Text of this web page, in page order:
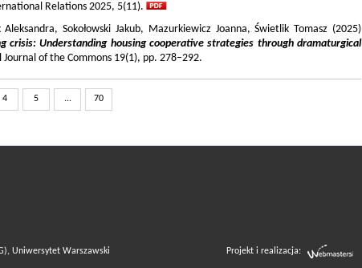
Relations 2025, 5(11).
Aleksandra, Sokołowski Jakub, Mazurkiewicz Joanna, Świetlik Tomasz (2025)
crisis: Understanding housing cooperative strategies through dramaturgical
of the Commons 19(1), pp. 278–292.
4 5 ... 70
Uniwersytet Warszawski Projekt i realizacja: